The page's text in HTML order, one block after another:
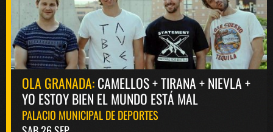
OLA GRANADA:CAMELLOS + TIRANA + NIEVLA +
YO ESTOY BIEN EL MUNDO ESTÁ MAL
PALACIO MUNICIPAL DE DEPORTES